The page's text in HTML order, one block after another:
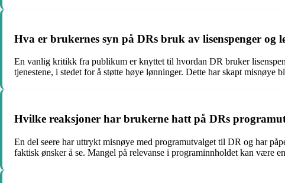
Hva er brukernes syn på DRs bruk av lisenspenger og
En vanlig kritikk fra publikum er knyttet til hvordan DR bruker
tjenestene, i stedet for å støtte høye lønninger. Dette har skapt
Hvilke reaksjoner har brukerne hatt på DRs
En del seere har uttrykt misnøye med programutvalget til DR og har
faktisk ønsker å se. Mangel på relevanse i programinnholdet kan være